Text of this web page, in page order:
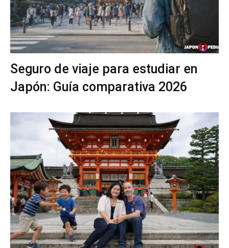
Seguro de viaje para estudiar en
Japón: Guía comparativa 2026